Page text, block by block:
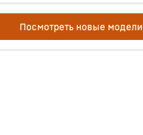
Посмотреть новые модели